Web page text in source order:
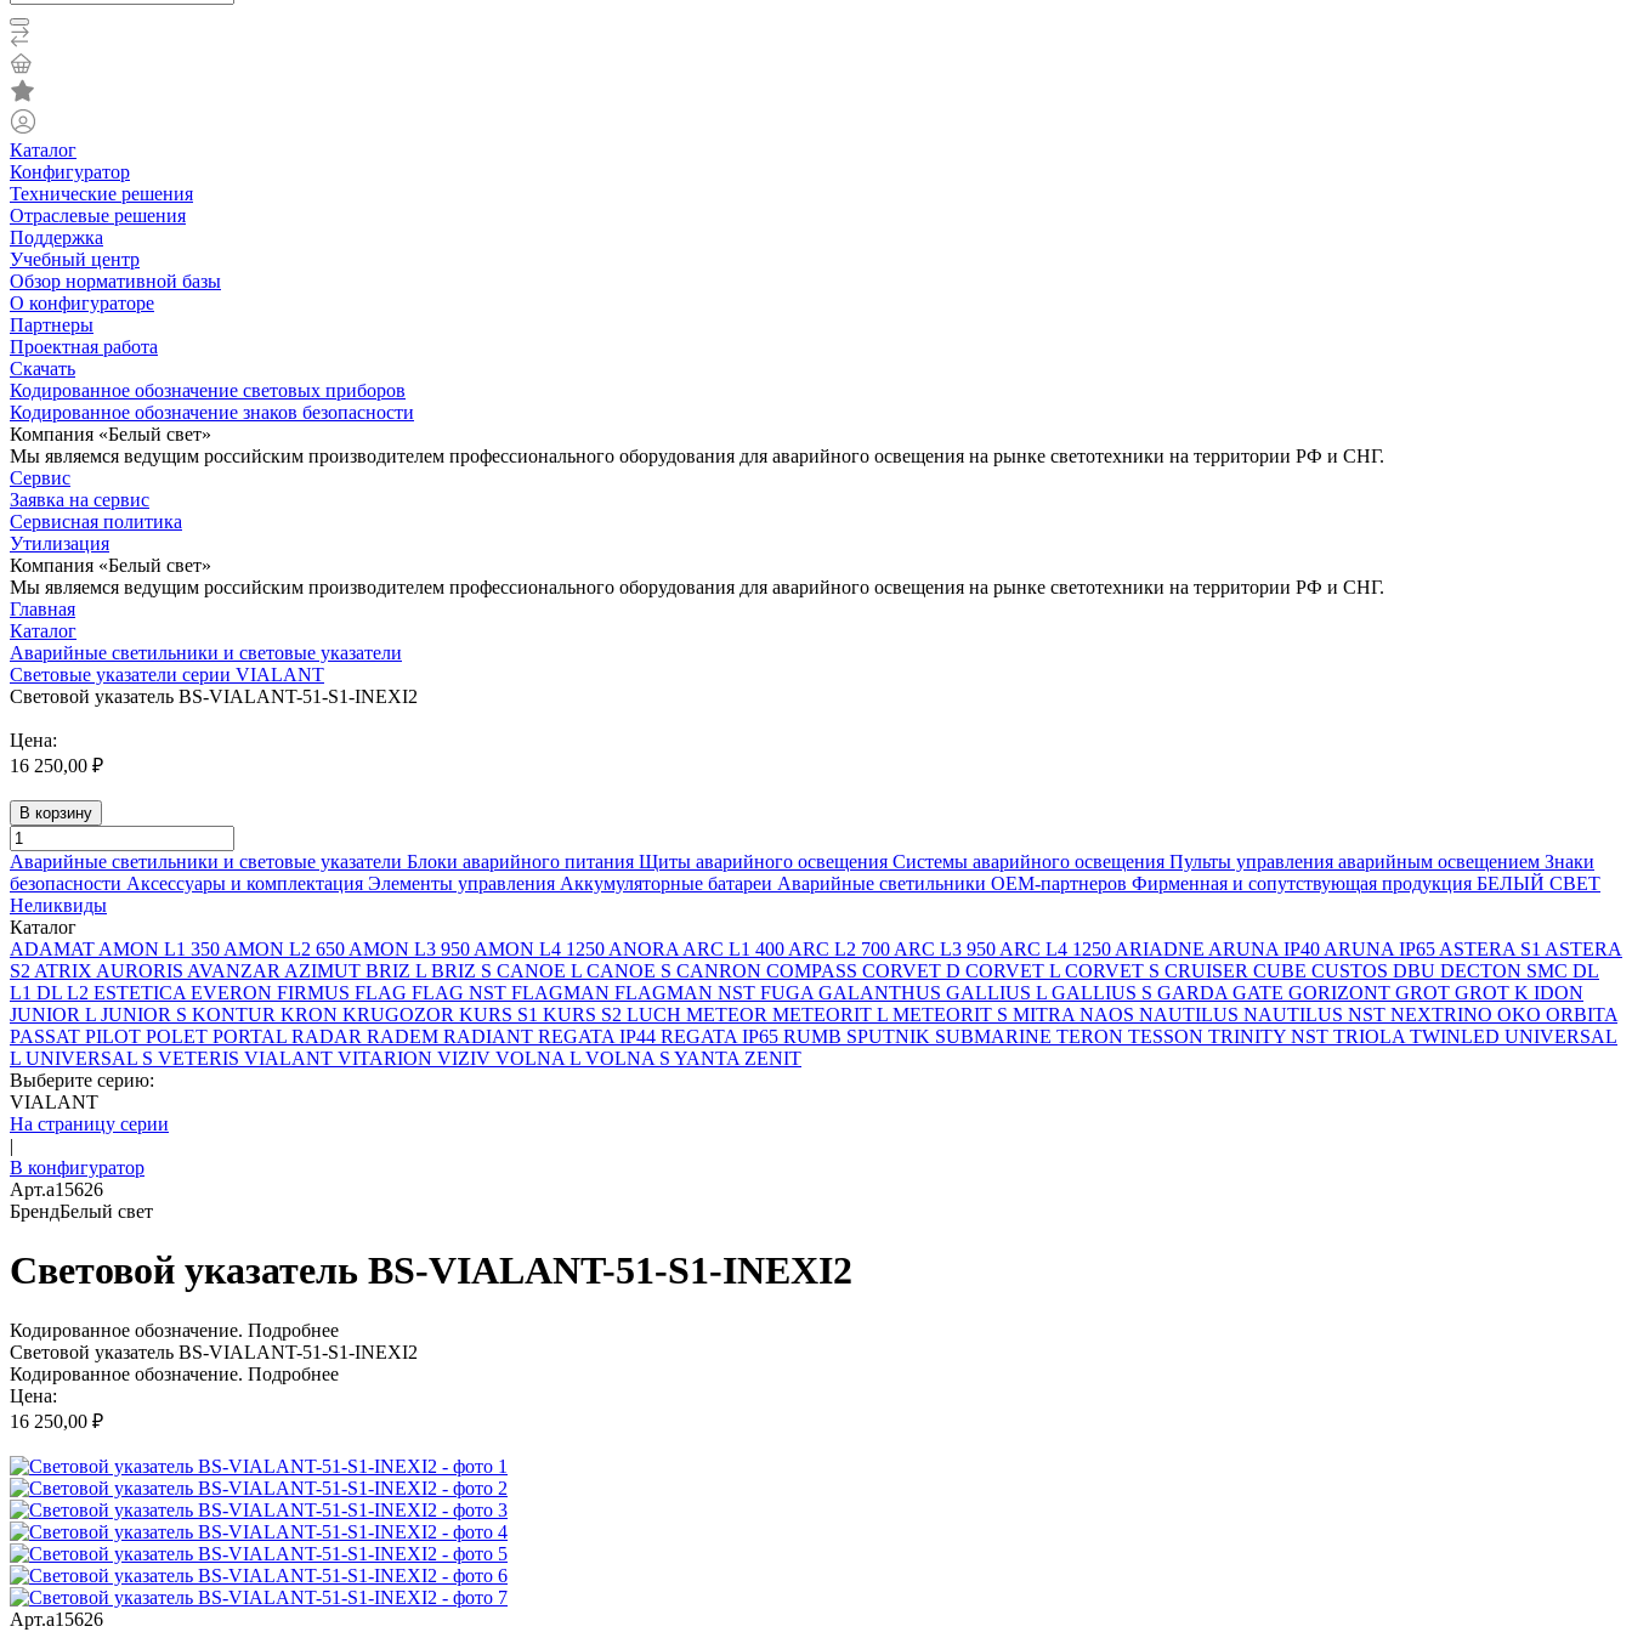
Каталог
Конфигуратор
Технические решения
Отраслевые решения
Поддержка
Учебный центр
Обзор нормативной базы
О конфигураторе
Партнеры
Проектная работа
Скачать
Кодированное обозначение световых приборов
Кодированное обозначение знаков безопасности
Компания «Белый свет»
Мы являемся ведущим российским производителем профессионального оборудования для аварийного освещения на рынке светотехники на территории РФ и СНГ.
Сервис
Заявка на сервис
Сервисная политика
Утилизация
Компания «Белый свет»
Мы являемся ведущим российским производителем профессионального оборудования для аварийного освещения на рынке светотехники на территории РФ и СНГ.
Главная
Каталог
Аварийные светильники и световые указатели
Световые указатели серии VIALANT
Световой указатель BS-VIALANT-51-S1-INEXI2
Цена:
16 250,00 ₽
В корзину
Аварийные светильники и световые указатели Блоки аварийного питания Щиты аварийного освещения Системы аварийного освещения Пульты управления аварийным освещением Знаки
безопасности Аксессуары и комплектация Элементы управления Аккумуляторные батареи Аварийные светильники ОЕМ-партнеров Фирменная и сопутствующая продукция БЕЛЫЙ СВЕТ
Неликвиды
Каталог
ADAMAT AMON L1 350 AMON L2 650 AMON L3 950 AMON L4 1250 ANORA ARC L1 400 ARC L2 700 ARC L3 950 ARC L4 1250 ARIADNE ARUNA IP40 ARUNA IP65 ASTERA S1 ASTERA
S2 ATRIX AURORIS AVANZAR AZIMUT BRIZ L BRIZ S CANOE L CANOE S CANRON COMPASS CORVET D CORVET L CORVET S CRUISER CUBE CUSTOS DBU DECTON SMC DL
L1 DL L2 ESTETICA EVERON FIRMUS FLAG FLAG NST FLAGMAN FLAGMAN NST FUGA GALANTHUS GALLIUS L GALLIUS S GARDA GATE GORIZONT GROT GROT K IDON
JUNIOR L JUNIOR S KONTUR KRON KRUGOZOR KURS S1 KURS S2 LUCH METEOR METEORIT L METEORIT S MITRA NAOS NAUTILUS NAUTILUS NST NEXTRINO OKO ORBITA
PASSAT PILOT POLET PORTAL RADAR RADEM RADIANT REGATA IP44 REGATA IP65 RUMB SPUTNIK SUBMARINE TERON TESSON TRINITY NST TRIOLA TWINLED UNIVERSAL
L UNIVERSAL S VETERIS VIALANT VITARION VIZIV VOLNA L VOLNA S YANTA ZENIT
Выберите серию:
VIALANT
На страницу серии
|
В конфигуратор
Арт.a15626
БрендБелый свет
Световой указатель BS-VIALANT-51-S1-INEXI2
Кодированное обозначение. Подробнее
Световой указатель BS-VIALANT-51-S1-INEXI2
Кодированное обозначение. Подробнее
Цена:
16 250,00 ₽
Арт.a15626